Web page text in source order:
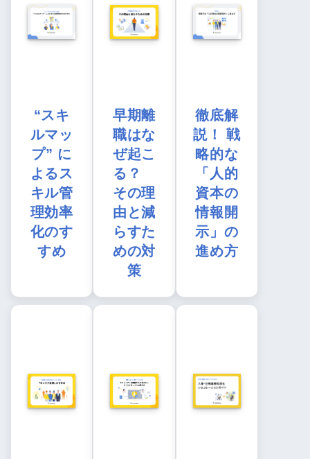
“スキ
ルマッ
プ” に
よるス
キル管
理効率
化のす
すめ
早期離
職はな
ぜ起こ
る？
その理
由と減
らすた
めの対
策
徹底解
説！ 戦
略的な
「人的
資本の
情報開
示」の
進め方